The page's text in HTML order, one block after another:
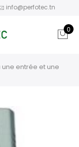
info@perfotec.tn
0
une entrée et une